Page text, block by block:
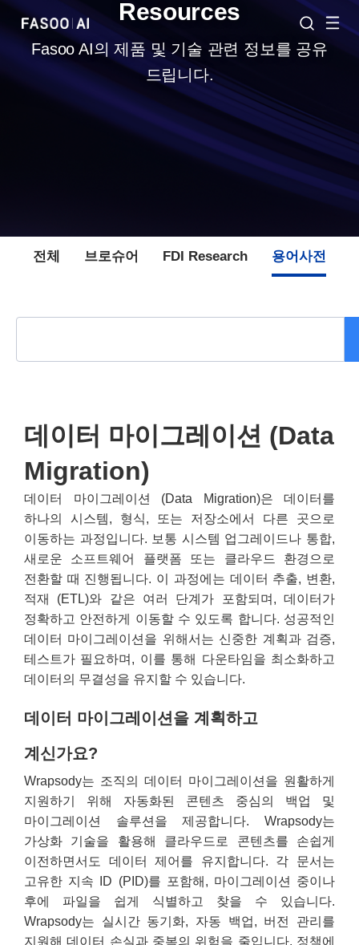
Resources
Fasoo AI의 제품 및 기술 관련 정보를 공유
드립니다.
전체 브로슈어 FDI Research 용어사전
데이터 마이그레이션 (Data
Migration)
데이터 마이그레이션 (Data Migration)은 데이터를
하나의 시스템, 형식, 또는 저장소에서 다른 곳으로
이동하는 과정입니다. 보통 시스템 업그레이드나 통합,
새로운 소프트웨어 플랫폼 또는 클라우드 환경으로
전환할 때 진행됩니다. 이 과정에는 데이터 추출, 변환,
적재 (ETL)와 같은 여러 단계가 포함되며, 데이터가
정확하고 안전하게 이동할 수 있도록 합니다. 성공적인
데이터 마이그레이션을 위해서는 신중한 계획과 검증,
테스트가 필요하며, 이를 통해 다운타임을 최소화하고
데이터의 무결성을 유지할 수 있습니다.
데이터 마이그레이션을 계획하고
계신가요?
Wrapsody는 조직의 데이터 마이그레이션을 원활하게
지원하기 위해 자동화된 콘텐츠 중심의 백업 및
마이그레이션 솔루션을 제공합니다. Wrapsody는
가상화 기술을 활용해 클라우드로 콘텐츠를 손쉽게
이전하면서도 데이터 제어를 유지합니다. 각 문서는
고유한 지속 ID (PID)를 포함해, 마이그레이션 중이나
후에 파일을 쉽게 식별하고 찾을 수 있습니다.
Wrapsody는 실시간 동기화, 자동 백업, 버전 관리를
지원해 데이터 손실과 중복의 위험을 줄입니다. 정책에